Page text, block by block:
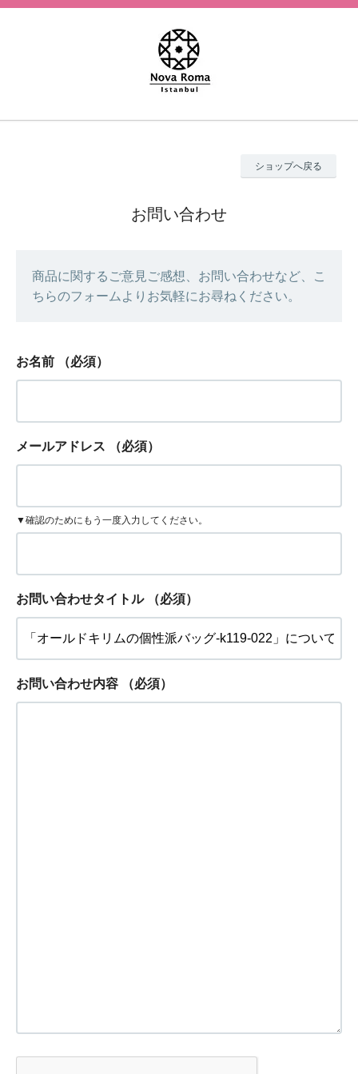
ショップへ戻る
お問い合わせ
商品に関するご意見ご感想、お問い合わせなど、こ
ちらのフォームよりお気軽にお尋ねください。
お名前 （必須）
メールアドレス （必須）
▼確認のためにもう一度入力してください。
お問い合わせタイトル （必須）
お問い合わせ内容 （必須）